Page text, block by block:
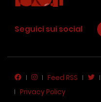
Seguici sui social
Feed RSS
Privacy Policy